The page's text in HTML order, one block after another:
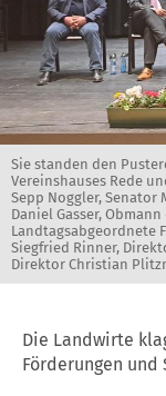
Sie standen den
Vereinshauses Rede
Sepp Noggler, Senator
Daniel Gasser,
Landtagsabgeordnete
Siegfried Rinner,
Direktor Christian
Die Landwirte
Förderungen